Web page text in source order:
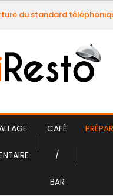
du standard
CAFÉ
/
BAR